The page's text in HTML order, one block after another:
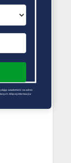
wiadomość na adres
Więcej informacji w